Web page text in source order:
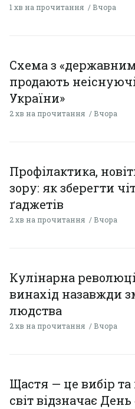
1 хв на прочитання Вчора
Схема з
продають
України»
2 хв на прочитання Вчора
Профілактика,
зору: як зберегти
ґаджетів
2 хв на прочитання Вчора
Кулінарна
винахід назавжди
людства
2 хв на прочитання Вчора
Щастя — це вибір
світ відзначає